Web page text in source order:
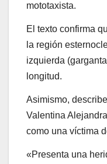
mototaxista.
El texto confirma
la región
izquierda
longitud.
Asimismo,
Valentina
como una víctima
«Presenta una